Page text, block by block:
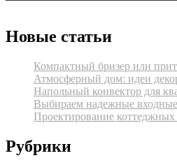
Новые статьи
Компактный бризер или
Атмосферный дом: идеи
Напольный конвектор для
Выбираем надежные входные
Проектирование коттеджных
Рубрики